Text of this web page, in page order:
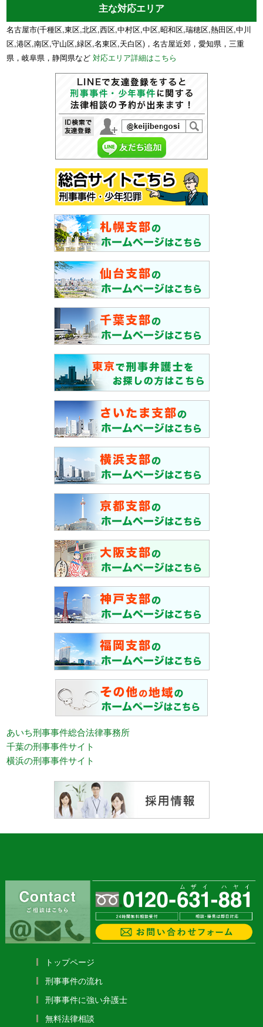
主な対応エリア
名古屋市(千種区,東区,北区,西区,中村区,中区,昭和区,瑞穂区,熱田区,中川
区,港区,南区,守山区,緑区,名東区,天白区)，名古屋近郊，愛知県，三重
県，岐阜県，静岡県など対応エリア詳細はこちら
あいち刑事事件総合法律事務所
千葉の刑事事件サイト
横浜の刑事事件サイト
トップページ
刑事事件の流れ
刑事事件に強い弁護士
無料法律相談